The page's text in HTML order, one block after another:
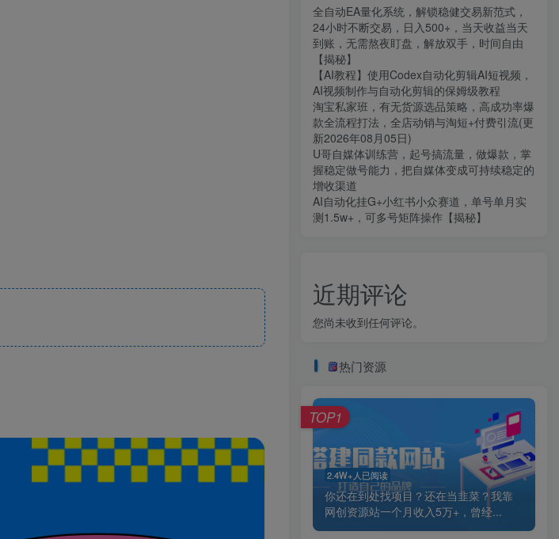
全自动EA量化系统，解锁稳健交易新范式，
24小时不断交易，日入500+，当天收益当天
到账，无需熬夜盯盘，解放双手，时间自由
【揭秘】
【AI教程】使用Codex自动化剪辑AI短视频，
AI视频制作与自动化剪辑的保姆级教程
淘宝私家班，有无货源选品策略，高成功率爆
款全流程打法，全店动销与淘短+付费引流(更
新2026年08月05日)
U哥自媒体训练营，起号搞流量，做爆款，掌
握稳定做号能力，把自媒体变成可持续稳定的
增收渠道
AI自动化挂G+小红书小众赛道，单号单月实
测1.5w+，可多号矩阵操作【揭秘】
近期评论
您尚未收到任何评论。
热门资源
2.4W+人已阅读
你还在到处找项目？还在当韭菜？我靠
网创资源站一个月收入5万+，曾经...
TOP1